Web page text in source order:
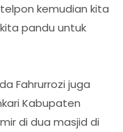
kemudian kita
pandu untuk
Fahrurrozi juga
Kabupaten
di dua masjid di